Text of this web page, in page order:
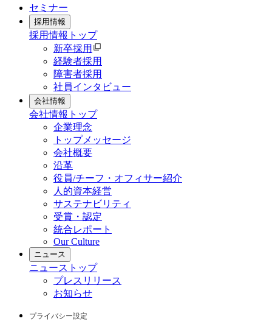
セミナー
採用情報
採用情報 トップ
新卒採用
経験者採用
障害者採用
社員インタビュー
会社情報
会社情報 トップ
企業理念
トップメッセージ
会社概要
沿革
役員/チーフ・オフィサー紹介
人的資本経営
サステナビリティ
受賞・認定
統合レポート
Our Culture
ニュース
ニュース トップ
プレスリリース
お知らせ
プライバシー設定